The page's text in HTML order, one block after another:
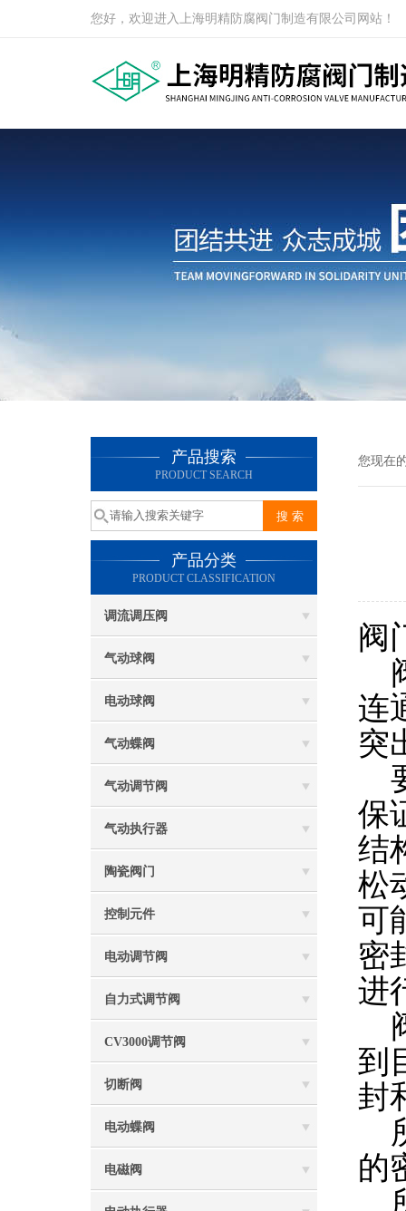
您好，欢迎进入上海明精防腐阀门制造有限公司网站！
产品搜索
PRODUCT SEARCH
产品分类
PRODUCT CLASSIFICATION
调流调压阀
气动球阀
电动球阀
气动蝶阀
气动调节阀
气动执行器
陶瓷阀门
控制元件
电动调节阀
自力式调节阀
CV3000调节阀
切断阀
电动蝶阀
电磁阀
您现在
阀
连
突
保
结
松
可
密
进
到
封
的